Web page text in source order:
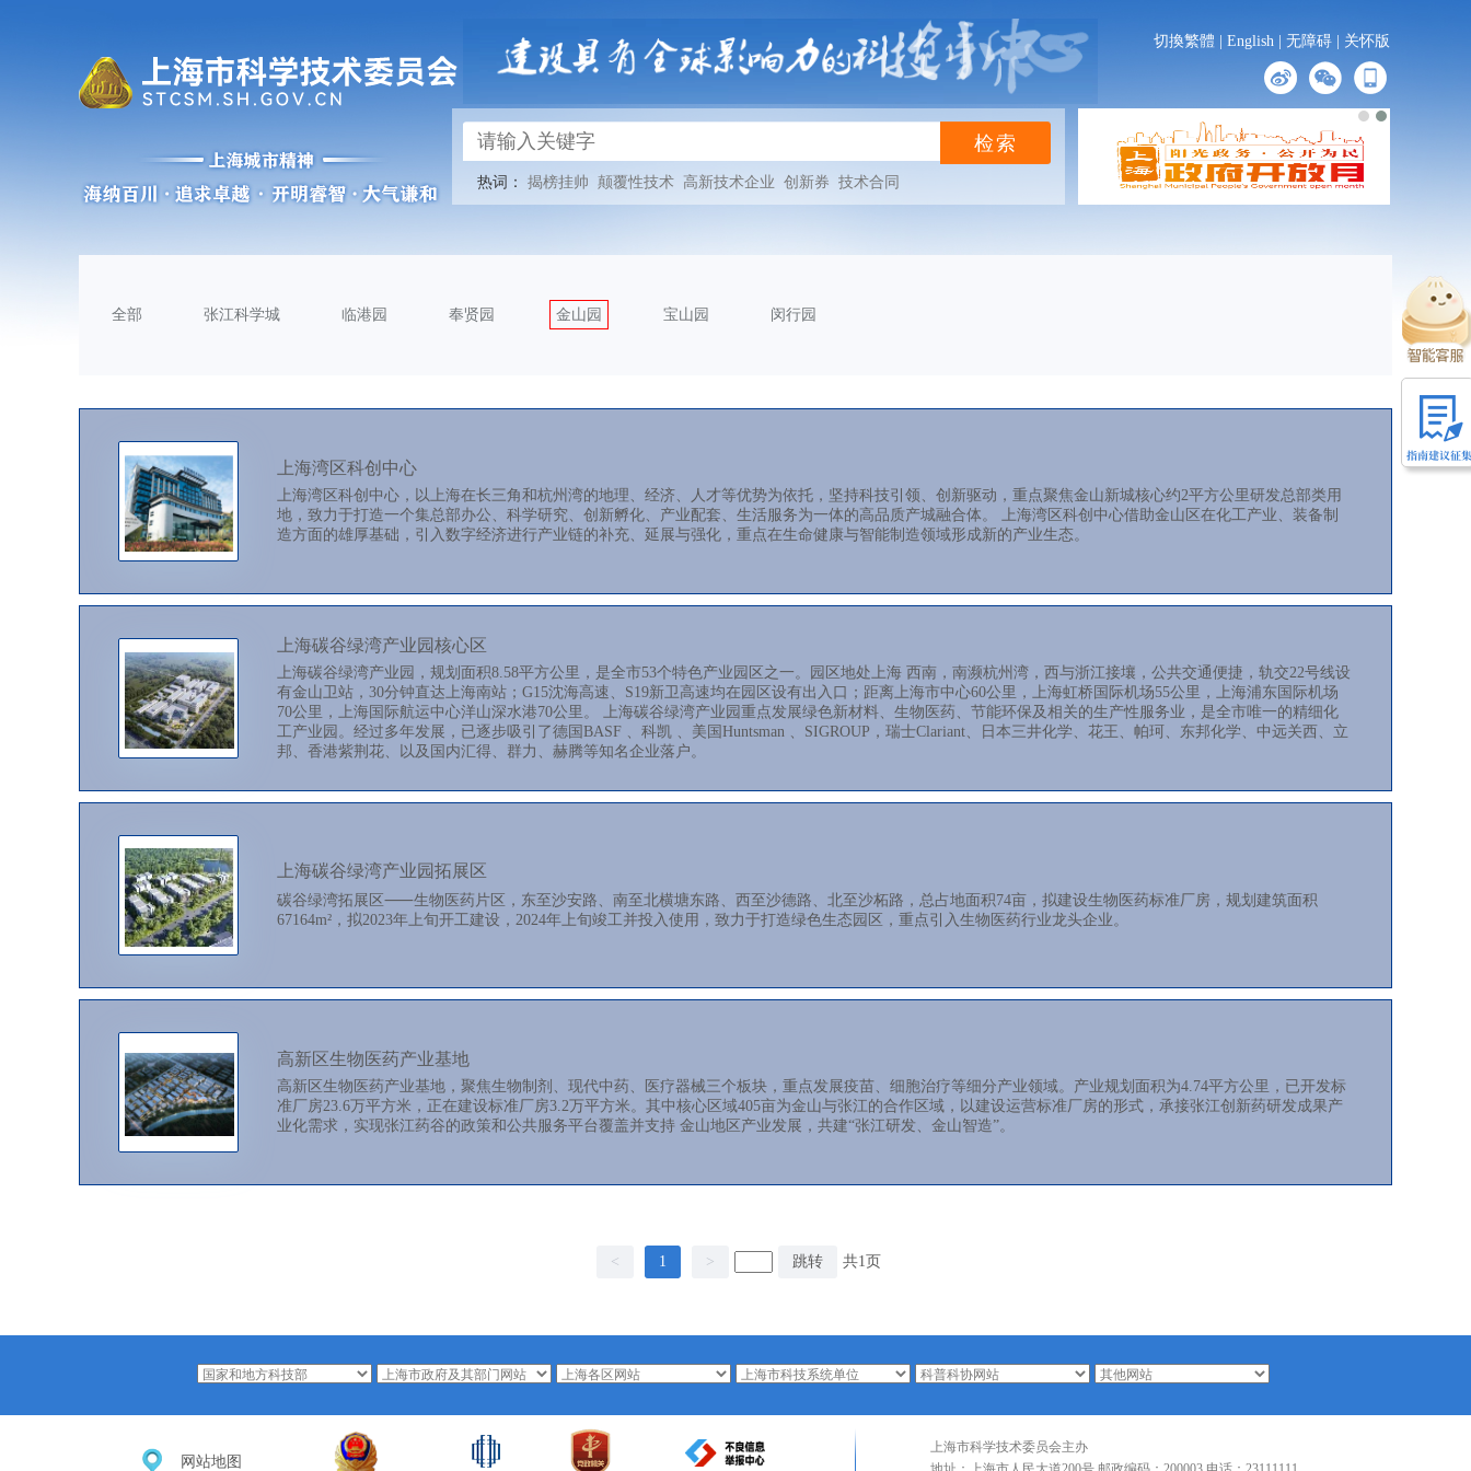
热词： 揭榜挂帅 颠覆性技术 高新技术企业 创新券 技术合同
切換繁體 English 无障碍 关怀版
全部 张江科学城 临港园 奉贤园 金山园 宝山园 闵行园
上海湾区科创中心
上海湾区科创中心，以上海在长三角和杭州湾的地理、经济、人才等优势为依托，坚持科技引领、创新驱动，重点聚焦金山新城核心约2平方公里研发总部类用
地，致力于打造一个集总部办公、科学研究、创新孵化、产业配套、生活服务为一体的高品质产城融合体。 上海湾区科创中心借助金山区在化工产业、装备制
造方面的雄厚基础，引入数字经济进行产业链的补充、延展与强化，重点在生命健康与智能制造领域形成新的产业生态。
上海碳谷绿湾产业园核心区
上海碳谷绿湾产业园，规划面积8.58平方公里，是全市53个特色产业园区之一。园区地处上海 西南，南濒杭州湾，西与浙江接壤，公共交通便捷，轨交22号线设
有金山卫站，30分钟直达上海南站；G15沈海高速、S19新卫高速均在园区设有出入口；距离上海市中心60公里，上海虹桥国际机场55公里，上海浦东国际机场
70公里，上海国际航运中心洋山深水港70公里。 上海碳谷绿湾产业园重点发展绿色新材料、生物医药、节能环保及相关的生产性服务业，是全市唯一的精细化
工产业园。经过多年发展，已逐步吸引了德国BASF 、科凯 、美国Huntsman 、SIGROUP，瑞士Clariant、日本三井化学、花王、帕珂、东邦化学、中远关西、立
邦、香港紫荆花、以及国内汇得、群力、赫腾等知名企业落户。
上海碳谷绿湾产业园拓展区
碳谷绿湾拓展区⸺生物医药片区，东至沙安路、南至北横塘东路、西至沙德路、北至沙柘路，总占地面积74亩，拟建设生物医药标准厂房，规划建筑面积
67164m²，拟2023年上旬开工建设，2024年上旬竣工并投入使用，致力于打造绿色生态园区，重点引入生物医药行业龙头企业。
高新区生物医药产业基地
高新区生物医药产业基地，聚焦生物制剂、现代中药、医疗器械三个板块，重点发展疫苗、细胞治疗等细分产业领域。产业规划面积为4.74平方公里，已开发标
准厂房23.6万平方米，正在建设标准厂房3.2万平方米。其中核心区域405亩为金山与张江的合作区域，以建设运营标准厂房的形式，承接张江创新药研发成果产
业化需求，实现张江药谷的政策和公共服务平台覆盖并支持 金山地区产业发展，共建“张江研发、金山智造”。
< 1 > 跳转 共1页
网站地图
上海市科学技术委员会主办